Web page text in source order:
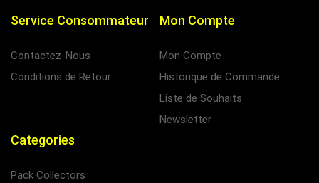
Service Consommateur
Contactez-Nous
Conditions de Retour
Mon Compte
Mon Compte
Historique de Commande
Liste de Souhaits
Newsletter
Categories
Pack Collectors